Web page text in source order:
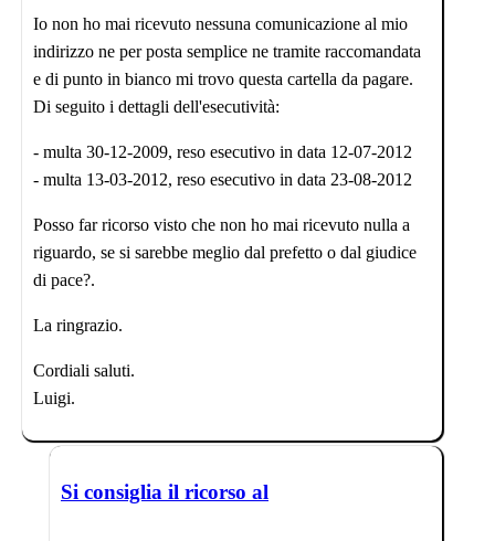
Io non ho mai ricevuto nessuna comunicazione al mio
indirizzo ne per posta semplice ne tramite raccomandata
e di punto in bianco mi trovo questa cartella da pagare.
Di seguito i dettagli dell'esecutività:
- multa 30-12-2009, reso esecutivo in data 12-07-2012
- multa 13-03-2012, reso esecutivo in data 23-08-2012
Posso far ricorso visto che non ho mai ricevuto nulla a
riguardo, se si sarebbe meglio dal prefetto o dal giudice
di pace?.
La ringrazio.
Cordiali saluti.
Luigi.
Si consiglia il ricorso al